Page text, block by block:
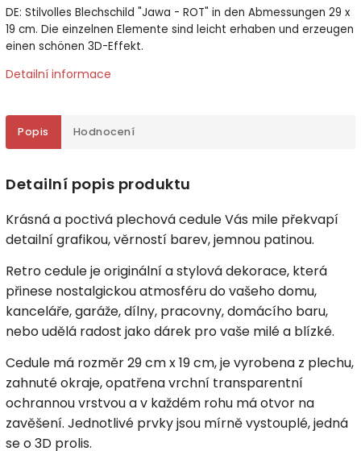
DE: Stilvolles Blechschild "Jawa - ROT" in den Abmessungen 29 x
19 cm. Die einzelnen Elemente sind leicht erhaben und erzeugen
einen schönen 3D-Effekt.
Detailní informace
Popis Hodnocení
Detailní popis produktu
Krásná a poctivá plechová cedule Vás mile překvapí
detailní grafikou, věrností barev, jemnou patinou.
Retro cedule je originální a stylová dekorace, která
přinese nostalgickou atmosféru do vašeho domu,
kanceláře, garáže, dílny, pracovny, domácího baru,
nebo udělá radost jako dárek pro vaše milé a blízké.
Cedule má rozměr 29 cm x 19 cm, je vyrobena z plechu,
zahnuté okraje, opatřena vrchní transparentní
ochrannou vrstvou a v každém rohu má otvor na
zavěšení. Jednotlivé prvky jsou mírně vystouplé, jedná
se o 3D prolis.